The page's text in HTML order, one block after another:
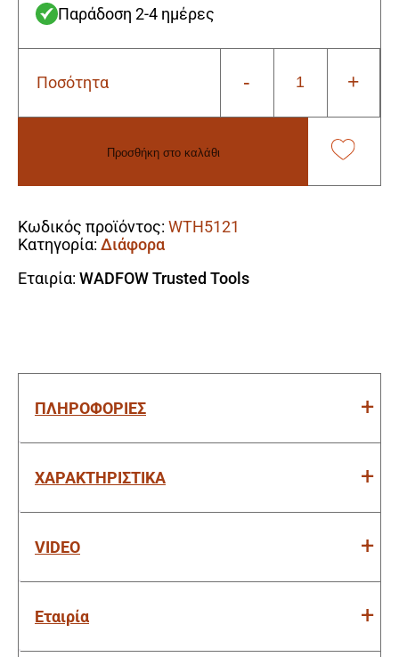
Παράδοση 2-4 ημέρες
Ποσότητα -
Wadfow
+
Προσθήκη στο καλάθι
Κωδικός προϊόντος: WTH5121
Κατηγορία: Διάφορα
Εταιρία: WADFOW Trusted Tools
ΠΛΗΡΟΦΟΡΙΕΣ
ΧΑΡΑΚΤΗΡΙΣΤΙΚΑ
VIDEO
Εταιρία